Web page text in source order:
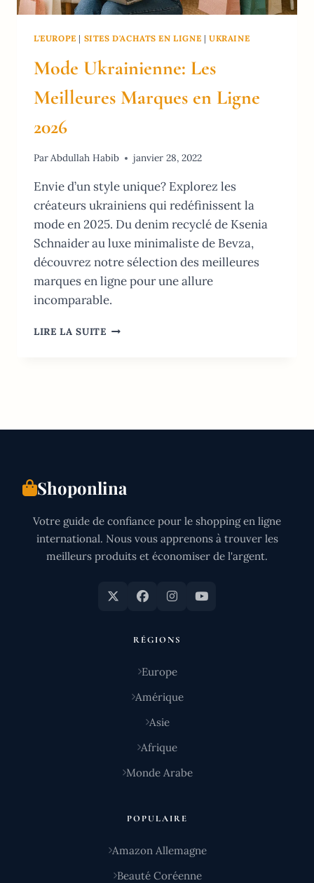
L'EUROPE | SITES D'ACHATS EN LIGNE |UKRAINE
Mode Ukrainienne: Les
Meilleures Marques en Ligne
2026
ParAbdullah Habib janvier 28, 2022
Envie d’un style unique? Explorez les
créateurs ukrainiens qui redéfinissent la
mode en 2025. Du denim recyclé de Ksenia
Schnaider au luxe minimaliste de Bevza,
découvrez notre sélection des meilleures
marques en ligne pour une allure
incomparable.
LIRE LA SUITEMODE
2026
Shoponlina
Votre guide de confiance pour le shopping en ligne
international. Nous vous apprenons à trouver les
meilleurs produits et économiser de l'argent.
RÉGIONS
Europe
Amérique
Asie
Afrique
Monde Arabe
POPULAIRE
Amazon Allemagne
Beauté Coréenne